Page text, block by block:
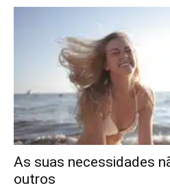
As suas necessidades
outros